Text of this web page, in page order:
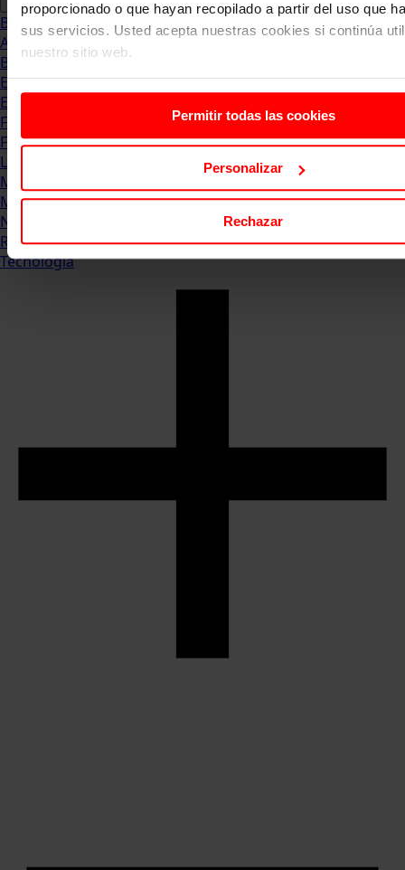
proporcionado o que hayan recopilado a partir del uso que
sus servicios. Usted acepta nuestras cookies si continúa
nuestro sitio web.
Permitir todas las cookies
Personalizar
Rechazar
Blog
Abogacia
Business
Empleo & Emprendimiento
Empresas
Finanzas
Formación & Estudios
Luxury
Management
Marketing & Comunicación
Negocios
Recursos Humanos
Tecnología